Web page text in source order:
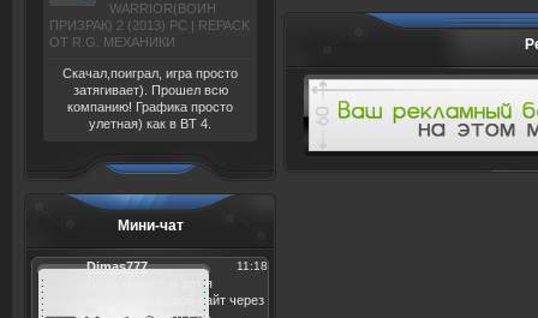
WARRIOR(ВОИН
ПРИЗРАК) 2 (2013) РС | REPACK
ОТ R.G. МЕХАНИКИ
Скачал,поиграл, игра просто
затягивает). Прошел всю
компанию! Графика просто
улетная) как в BT 4.
Мини-чат